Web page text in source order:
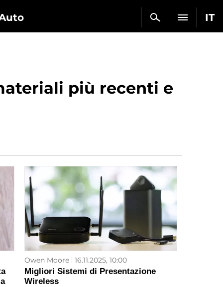
IT
più recenti e
Owen Moore 16.11.2025, 10:00
Migliori Sistemi di Presentazione
Wireless